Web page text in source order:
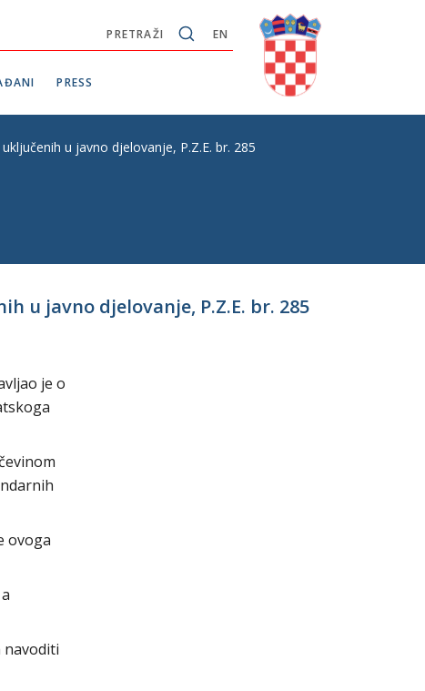
EN
PRETRAŽI
PRESS
u javno djelovanje, P.Z.E. br. 285
u javno djelovanje, P.Z.E. br. 285
je o
ovoga
navoditi